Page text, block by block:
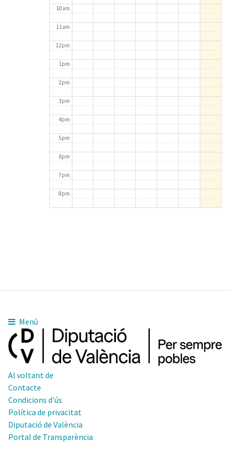
10am
11am
12pm
1pm
2pm
3pm
4pm
5pm
6pm
7pm
8pm
Menú
Al voltant de
Contacte
Condicions d'ús
Política de privacitat
Diputació de València
Portal de Transparència